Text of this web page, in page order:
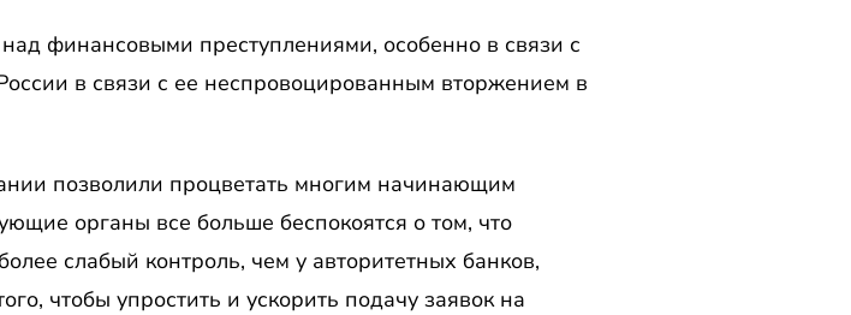
финансовыми преступлениями, особенно в связи с
в связи с ее неспровоцированным вторжением в
позволили процветать многим начинающим
органы все больше беспокоятся о том, что
слабый контроль, чем у авторитетных банков,
чтобы упростить и ускорить подачу заявок на